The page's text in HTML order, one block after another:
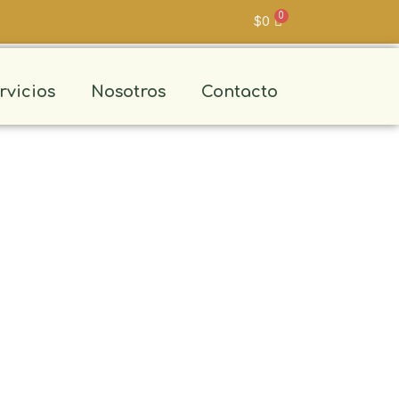
$0
Nosotros Contacto